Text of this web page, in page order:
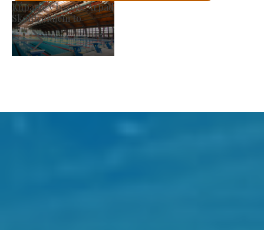
Rímskokatolícky kostol svätého
Skontrolujem to